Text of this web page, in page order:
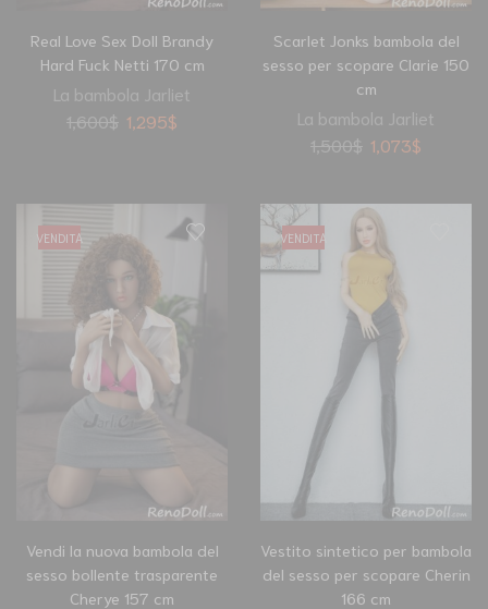
Real Love Sex Doll Brandy
Hard Fuck Netti 170 cm
La bambola Jarliet
1,600$ 1,295$
Scarlet Jonks bambola del
sesso per scopare Clarie 150
cm
La bambola Jarliet
1,500$ 1,073$
VENDITA
Vendi la nuova bambola del
sesso bollente trasparente
Cherye 157 cm
VENDITA
Vestito sintetico per bambola
del sesso per scopare Cherin
166 cm